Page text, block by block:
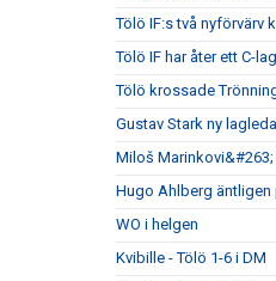
Tölö IF:s två nyförvärv
Tölö IF har åter ett C-lag
Tölö krossade
Gustav Stark ny
Miloš
Hugo Ahlberg äntligen
WO i helgen
Kvibille - Tölö 1-6 i DM